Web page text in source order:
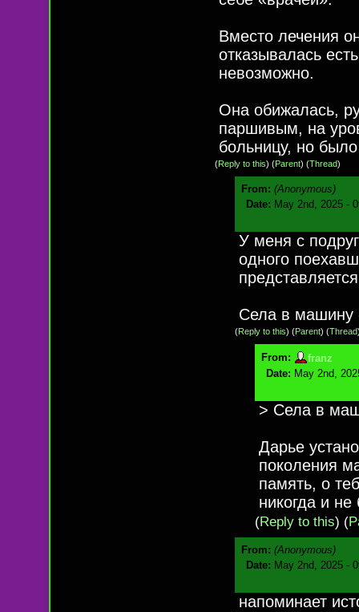
Вместо лечения
отказывалась
невозможно.
Она обижалась,
паршивым, на
больницу, но
(Reply to this) (Parent) (Thread)
From: (Anonymous)
Date: May 2nd, 2025 -
У меня с
одного
Села в машину
(Reply to this) (Parent) (Thread
From:
franz
Date: May 2nd,
> Села в
Дарье
поколения
память, о
никогда и
(Reply to this) (
From: (Anonymous)
Date: May 2nd, 2025 -
напоминает